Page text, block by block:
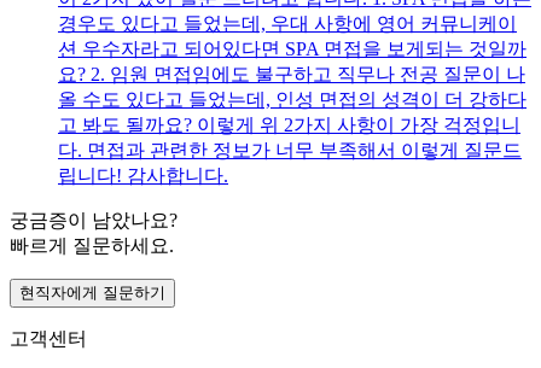
경우도 있다고 들었는데, 우대 사항에 영어 커뮤니케이
션 우수자라고 되어있다면 SPA 면접을 보게되는 것일까
요? 2. 임원 면접임에도 불구하고 직무나 전공 질문이 나
올 수도 있다고 들었는데, 인성 면접의 성격이 더 강하다
고 봐도 될까요? 이렇게 위 2가지 사항이 가장 걱정입니
다. 면접과 관련한 정보가 너무 부족해서 이렇게 질문드
립니다! 감사합니다.
궁금증이 남았나요?
빠르게 질문하세요.
현직자에게 질문하기
고객센터